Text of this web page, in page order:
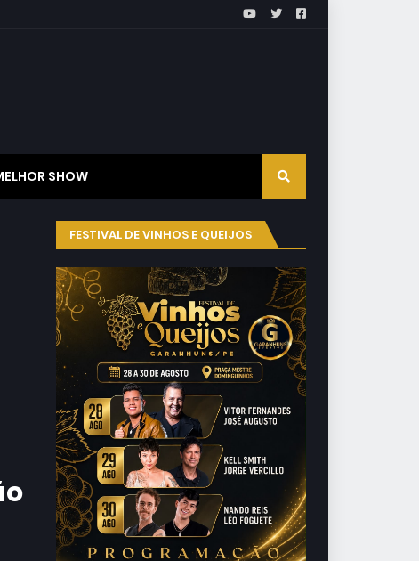
SHOW
FESTIVAL DE VINHOS E QUEIJOS